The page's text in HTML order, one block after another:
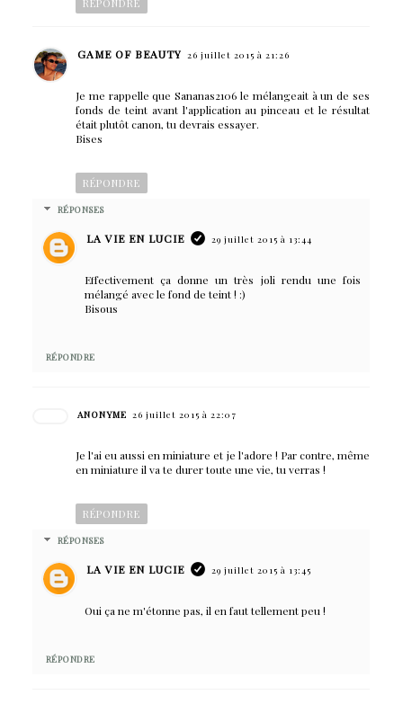
RÉPONDRE
GAME OF BEAUTY 26 juillet 2015 à 21:26
Je me rappelle que Sananas2106 le mélangeait à un de ses
fonds de teint avant l'application au pinceau et le résultat
était plutôt canon, tu devrais essayer.
Bises
RÉPONDRE
RÉPONSES
LA VIE EN LUCIE 29 juillet 2015 à 13:44
Effectivement ça donne un très joli rendu une fois
mélangé avec le fond de teint ! :)
Bisous
RÉPONDRE
ANONYME 26 juillet 2015 à 22:07
Je l'ai eu aussi en miniature et je l'adore ! Par contre, même
en miniature il va te durer toute une vie, tu verras !
RÉPONDRE
RÉPONSES
LA VIE EN LUCIE 29 juillet 2015 à 13:45
Oui ça ne m'étonne pas, il en faut tellement peu !
RÉPONDRE